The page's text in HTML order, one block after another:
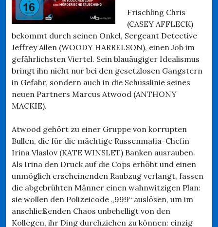
Frischling Chris
(CASEY AFFLECK)
bekommt durch seinen Onkel, Sergeant Detective
Jeffrey Allen (WOODY HARRELSON), einen Job im
gefährlichsten Viertel. Sein blauäugiger Idealismus
bringt ihn nicht nur bei den gesetzlosen Gangstern
in Gefahr, sondern auch in die Schusslinie seines
neuen Partners Marcus Atwood (ANTHONY
MACKIE).
Atwood gehört zu einer Gruppe von korrupten
Bullen, die für die mächtige Russenmafia-Chefin
Irina Vlaslov (KATE WINSLET) Banken ausrauben.
Als Irina den Druck auf die Cops erhöht und einen
unmöglich erscheinenden Raubzug verlangt, fassen
die abgebrühten Männer einen wahnwitzigen Plan:
sie wollen den Polizeicode „999“ auslösen, um im
anschließenden Chaos unbehelligt von den
Kollegen, ihr Ding durchziehen zu können: einzig